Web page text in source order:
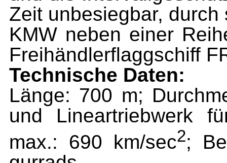
Zeit unbesiegbar,
KMW neben einer
Freihändlerflaggschiff
Technische Daten:
Länge: 700 m;
und Lineartriebwerk
max.: 690 km/sec2;